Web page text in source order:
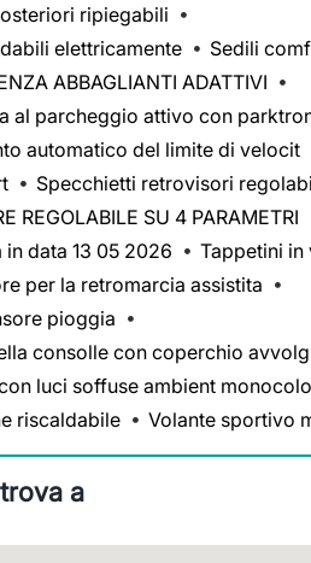
ripiegabili
elettricamente
Sedili
ABBAGLIANTI ADATTIVI
al parcheggio attivo con
automatico del limite di velocit
Specchietti retrovisori
REGOLABILE SU 4 PARAMETRI
data 13 05 2026
Tappetini in
per la retromarcia assistita
pioggia
consolle con coperchio
luci soffuse ambient
riscaldabile
Volante sportivo
a